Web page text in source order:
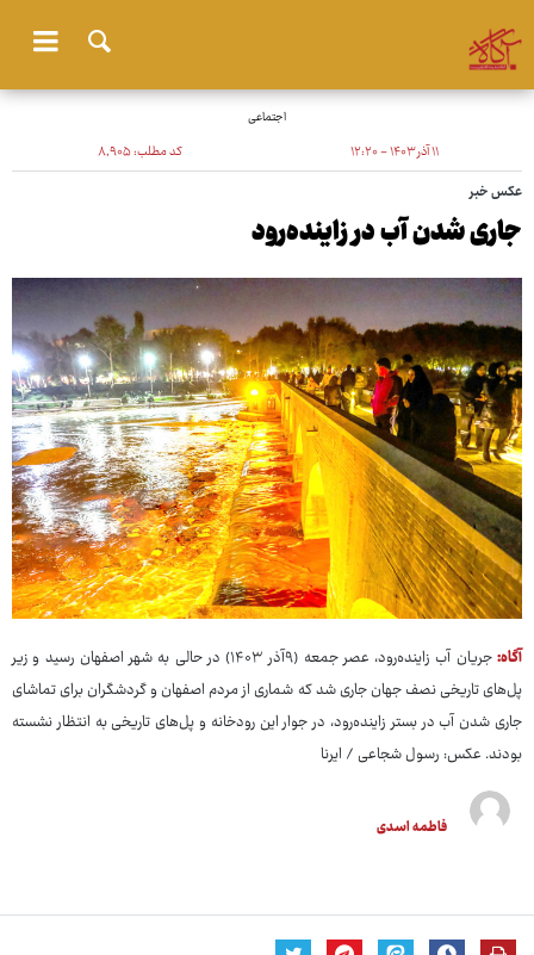
اجتماعی
۱۱ آذر ۱۴۰۳ - ۱۲:۲۰ کد مطلب:۸٬۹۰۵
عکس خبر
جاری شدن آب در زاینده‌رود
آگاه:
جریان آب زاینده‌رود، عصر جمعه (۹آذر ۱۴۰۳) در حالی به شهر اصفهان رسید و زیر
پل‌های تاریخی نصف جهان جاری شد که شماری از مردم اصفهان و گردشگران برای تماشای
جاری شدن آب در بستر زاینده‌رود، در جوار این رودخانه و پل‌های تاریخی به انتظار نشسته
بودند. عکس:‌ رسول شجاعی / ایرنا
فاطمه اسدی